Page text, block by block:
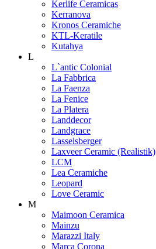
Kerlife Ceramicas
Kerranova
Kronos Ceramiche
KTL-Keratile
Kutahya
L
L`antic Colonial
La Fabbrica
La Faenza
La Fenice
La Platera
Landdecor
Landgrace
Lasselsberger
Laxveer Ceramic (Realistik)
LCM
Lea Ceramiche
Leopard
Love Ceramic
M
Maimoon Ceramica
Mainzu
Marazzi Italy
Marca Corona